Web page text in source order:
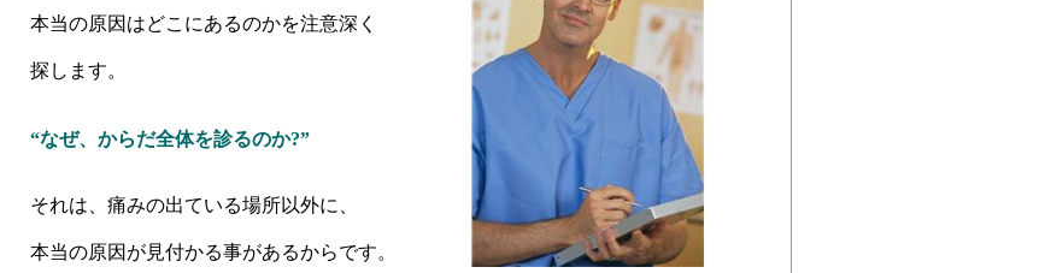
本当の原因はどこにあるのかを注意深く
探します。
“なぜ、からだ全体を診るのか?”
それは、痛みの出ている場所以外に、
本当の原因が見付かる事があるからです。